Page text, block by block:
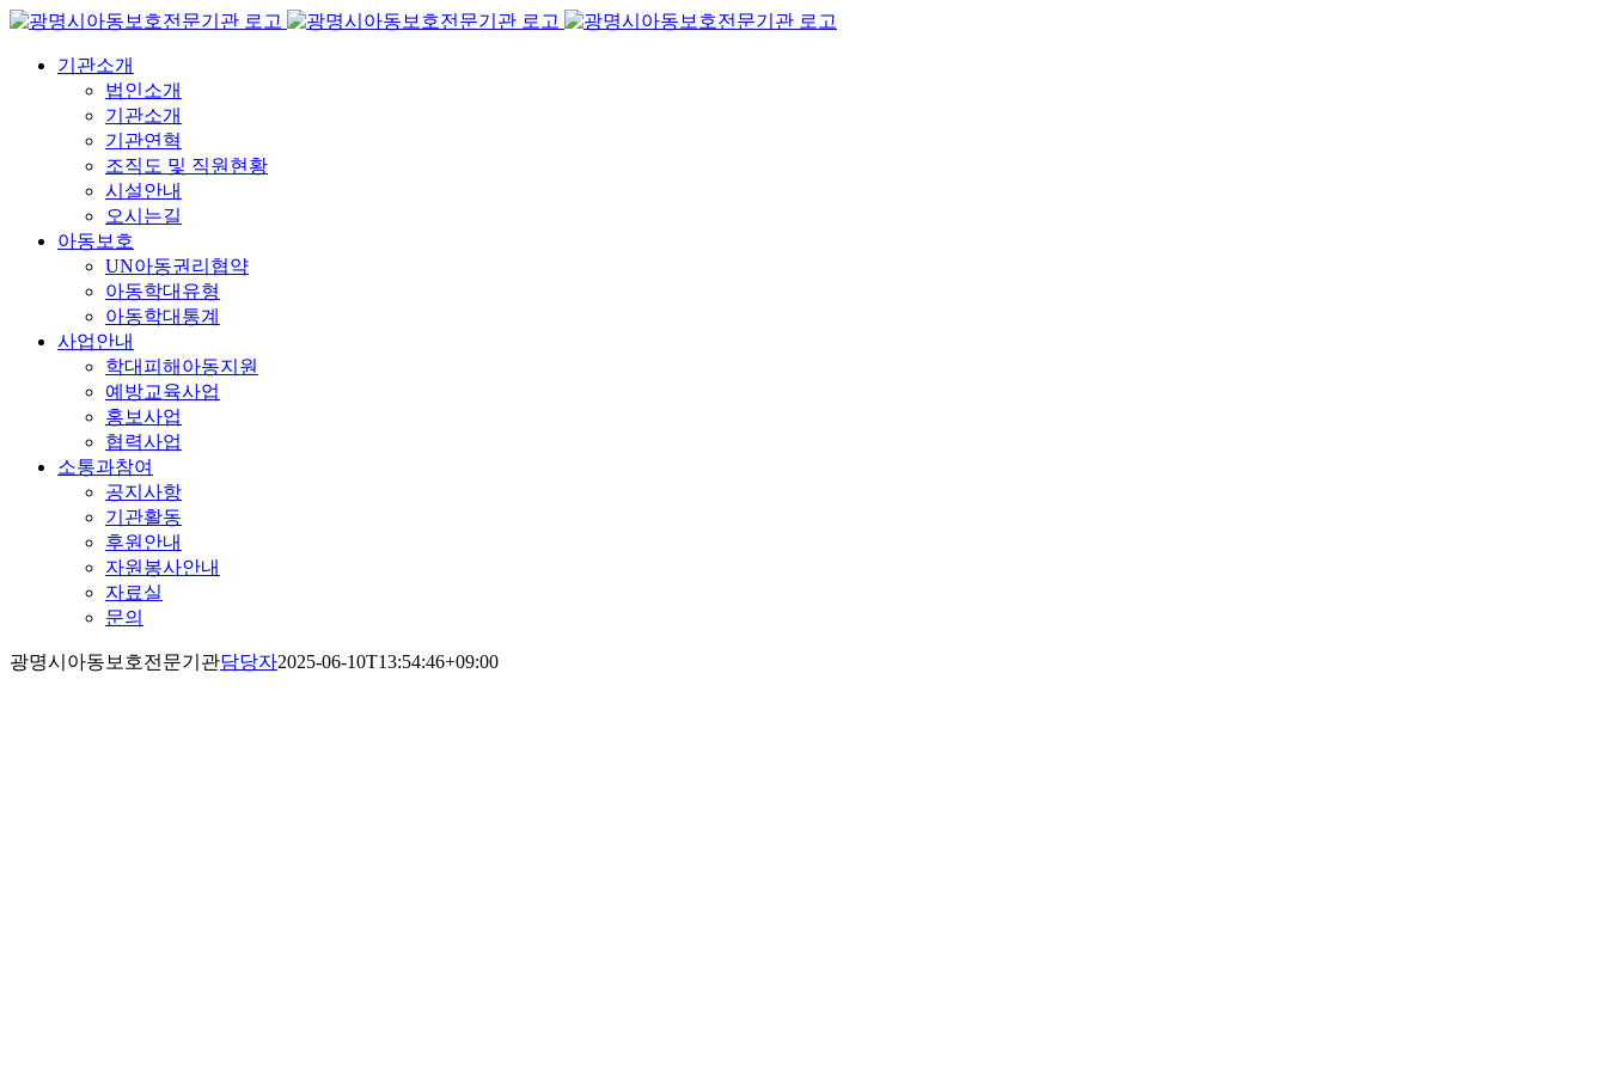
콘
기관소개
법인소개
기관소개
기관연혁
조직도 및 직원현황
시설안내
오시는길
아동보호
UN아동권리협약
아동학대유형
아동학대통계
사업안내
학대피해아동지원
예방교육사업
홍보사업
협력사업
소통과참여
공지사항
기관활동
후원안내
자원봉사안내
자료실
문의
광명시아동보호전문기관담당자2025-06-10T13:54:46+09:00